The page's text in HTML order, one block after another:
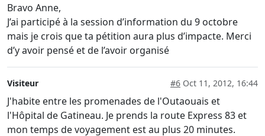
Bravo Anne,
J’ai participé à la session d’information du 9 octobre
mais je crois que ta pétition aura plus d’impacte. Merci
d’y avoir pensé et de l’avoir organisé
Visiteur #6 Oct 11, 2012, 16:44
J'habite entre les promenades de l'Outaouais et
l'Hôpital de Gatineau. Je prends la route Express 83 et
mon temps de voyagement est au plus 20 minutes.